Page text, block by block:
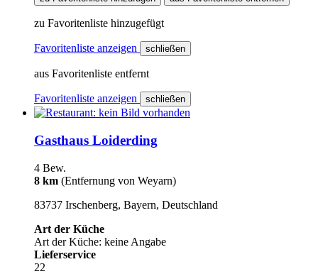
zu Favoritenliste hinzugefügt
Favoritenliste anzeigen schließen
aus Favoritenliste entfernt
Favoritenliste anzeigen schließen
Gasthaus Loiderding
4 Bew.
8 km (Entfernung von Weyarn)
83737 Irschenberg, Bayern, Deutschland
Art der Küche
Art der Küche: keine Angabe
Lieferservice
22